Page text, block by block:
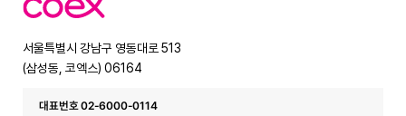
엑
서울특별시 강남구 영동대로 513
(삼성동, 코엑스) 06164
대표번호 02-6000-0114